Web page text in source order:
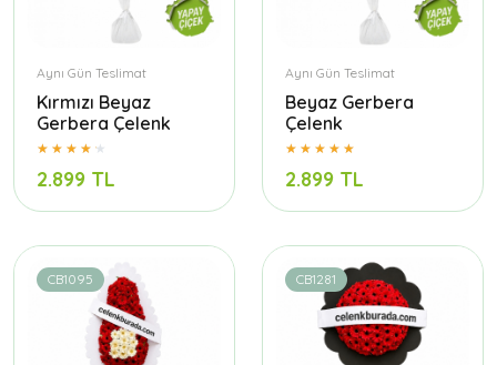
Aynı Gün Teslimat
Kırmızı Beyaz
Gerbera Çelenk
2.899 TL
Aynı Gün Teslimat
Beyaz Gerbera
Çelenk
2.899 TL
CB1095 CB1281